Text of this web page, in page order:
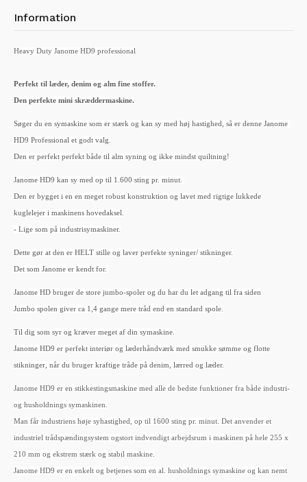
Information
Heavy Duty Janome HD9 professional
Perfekt til læder, denim og alm fine stoffer.
Den perfekte mini skræddermaskine.
Søger du en symaskine som er stærk og kan sy med høj hastighed, så er denne Janome
HD9 Professional et godt valg.
Den er perfekt perfekt både til alm syning og ikke mindst quiltning!
Janome HD9 kan sy med op til 1.600 sting pr. minut.
Den er bygget i en en meget robust konstruktion og lavet med rigtige lukkede
kuglelejer i maskinens hovedaksel.
- Lige som på industrisymaskiner.
Dette gør at den er HELT stille og laver perfekte syninger/ stikninger.
Det som Janome er kendt for.
Janome HD bruger de store jumbo-spoler og du har du let adgang til fra siden
Jumbo spolen giver ca 1,4 gange mere tråd end en standard spole.
Til dig som syr og kræver meget af din symaskine.
Janome HD9 er perfekt interiør og læderhåndværk med smukke sømme og flotte
stikninger, når du bruger kraftige tråde på denim, lærred og læder.
Janome HD9 er en stikkestingsmaskine med alle de bedste funktioner fra både industri-
og husholdnings symaskinen.
Man får industriens høje syhastighed, op til 1600 sting pr. minut. Det anvender et
industriel trådspændingsystem ogstort indvendigt arbejdsrum i maskinen på hele 255 x
210 mm og ekstrem stærk og stabil maskine.
Janome HD9 er en enkelt og betjenes som en al. husholdnings symaskine og kan nemt